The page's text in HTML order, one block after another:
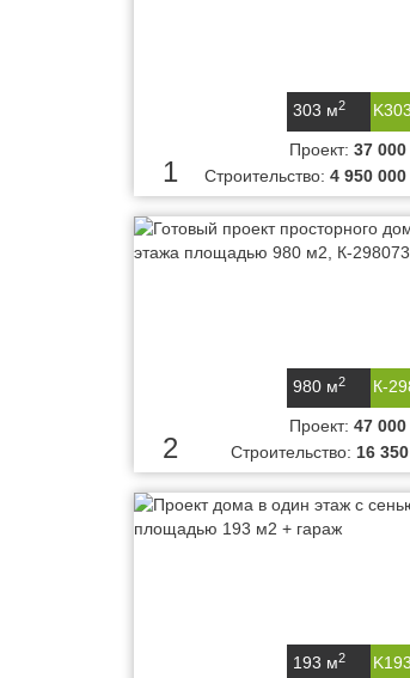
303 м2
1
Проект: 37
Строительство: 4 950
К-
980 м2
2
Проект: 47
Строительство: 16
193 м2